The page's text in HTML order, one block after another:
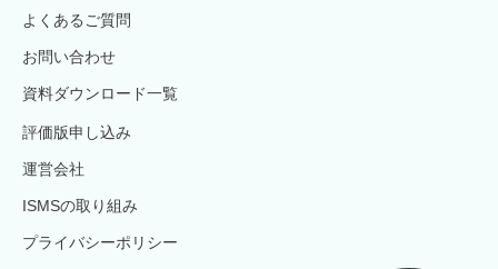
よくあるご質問
お問い合わせ
資料ダウンロード一覧
評価版申し込み
運営会社
ISMSの取り組み
プライバシーポリシー